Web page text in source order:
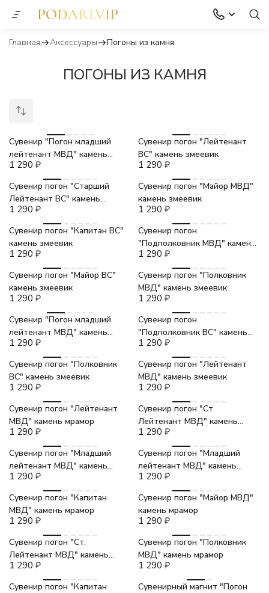
Главная Аксессуары Погоны из камня
ПОГОНЫ ИЗ КАМНЯ
Сувенир "Погон младший
лейтенант МВД" камень
змеевик
1 290 ₽
Сувенир погон "Лейтенант
ВС" камень змеевик
1 290 ₽
Сувенир погон "Старший
Лейтенант ВС" камень
змеевик
1 290 ₽
Сувенир погон "Майор МВД"
камень змеевик
1 290 ₽
Сувенир погон "Капитан ВС"
камень змеевик
1 290 ₽
Сувенир погон
"Подполковник МВД" камень
змеевик
1 290 ₽
Сувенир погон "Майор ВС"
камень змеевик
1 290 ₽
Сувенир погон "Полковник
МВД" камень змеевик
1 290 ₽
Сувенир "Погон младший
лейтенант МВД" камень
мрамор
1 290 ₽
Сувенир погон
"Подполковник ВС" камень
змеевик
1 290 ₽
Сувенир погон "Полковник
ВС" камень змеевик
1 290 ₽
Сувенир погон "Лейтенант
МВД" камень змеевик
1 290 ₽
Сувенир погон "Лейтенант
МВД" камень мрамор
1 290 ₽
Сувенир погон "Ст.
Лейтенант МВД" камень
мрамор
1 290 ₽
Сувенир погон "Младший
лейтенант МВД" камень
мрамор
1 290 ₽
Сувенир погон "Младший
лейтенант МВД" камень
змеевик
1 290 ₽
Сувенир погон "Капитан
МВД" камень мрамор
1 290 ₽
Сувенир погон "Майор МВД"
камень мрамор
1 290 ₽
Сувенир погон "Ст.
Лейтенант МВД" камень
змеевик
1 290 ₽
Сувенир погон "Полковник
МВД" камень мрамор
1 290 ₽
Сувенир погон "Капитан
Сувенирный магнит "Погон